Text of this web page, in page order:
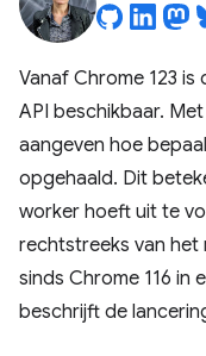
Vanaf Chrome 123
API beschikbaar.
aangeven hoe
opgehaald. Dit
worker hoeft uit te
rechtstreeks van het
sinds Chrome 116 in
beschrijft de